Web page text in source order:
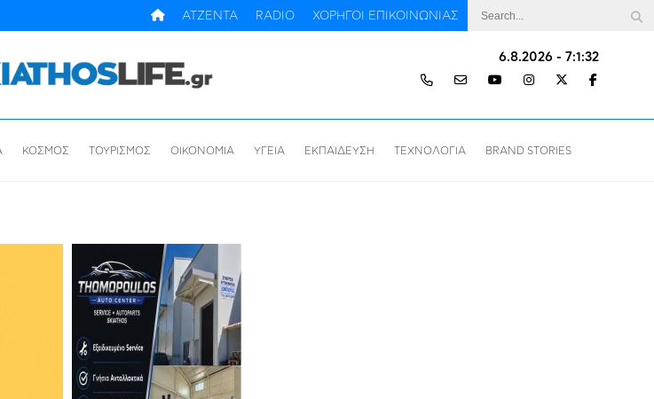
ΧΟΡΗΓΟΙ ΕΠΙΚΟΙΝΩΝΙΑΣ
RADIO
ΑΤΖΕΝΤΑ
6.8.2026 - 7:1:33
ΚΟΣΜΟΣ ΤΟΥΡΙΣΜΟΣ ΟΙΚΟΝΟΜΙΑ ΥΓΕΙΑ ΕΚΠΑΙΔΕΥΣΗ ΤΕΧΝΟΛΟΓΙΑ BRAND STORIES